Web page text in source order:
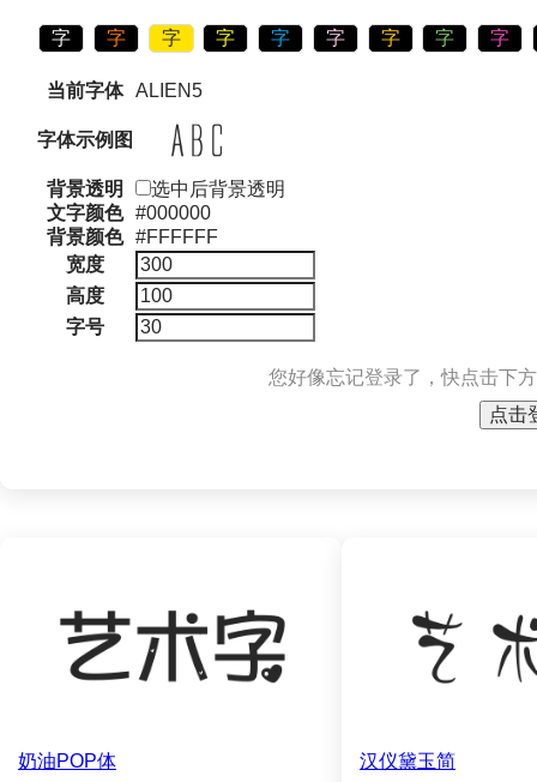
字 字 字 字 字 字 字 字 字
当前字体 ALIEN5
字体示例图
背景透明
选中后背景透明
文字颜色 #000000
背景颜色 #FFFFFF
宽度
高度
字号
您好像忘记登录了，快点击下
点击
奶油POP体 汉仪黛玉简